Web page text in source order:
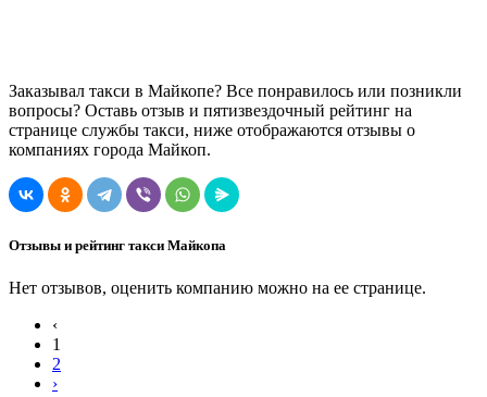
Заказывал такси в Майкопе? Все понравилось или позникли
вопросы? Оставь отзыв и пятизвездочный рейтинг на
странице службы такси, ниже отображаются отзывы о
компаниях города Майкоп.
Отзывы и рейтинг такси Майкопа
Нет отзывов, оценить компанию можно на ее странице.
‹
1
2
›